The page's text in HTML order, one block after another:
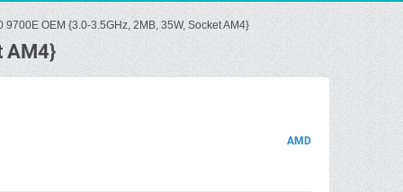
9700E OEM {3.0-3.5GHz, 2MB, 35W, Socket AM4}
AM4}
AMD